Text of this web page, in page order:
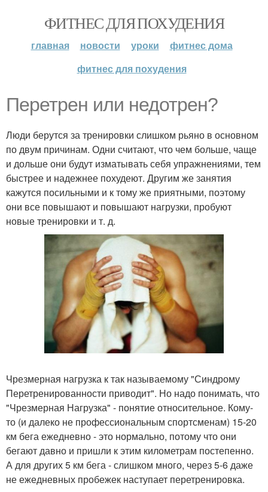
ФИТНЕС ДЛЯ ПОХУДЕНИЯ
главная новости уроки
фитнес дома
фитнес для похудения
Перетрен или недотрен?
Люди берутся за тренировки слишком рьяно в основном
по двум причинам. Одни считают, что чем больше, чаще
и дольше они будут изматывать себя упражнениями, тем
быстрее и надежнее похудеют. Другим же занятия
кажутся посильными и к тому же приятными, поэтому
они все повышают и повышают нагрузки, пробуют
новые тренировки и т. д.
Чрезмерная нагрузка к так называемому "Синдрому
Перетренированности приводит". Но надо понимать, что
"Чрезмерная Нагрузка" - понятие относительное. Кому-
то (и далеко не профессиональным спортсменам) 15-20
км бега ежедневно - это нормально, потому что они
бегают давно и пришли к этим километрам постепенно.
А для других 5 км бега - слишком много, через 5-6 даже
не ежедневных пробежек наступает перетренировка.